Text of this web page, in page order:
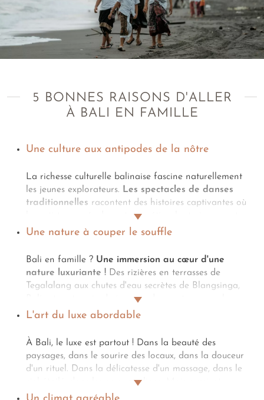
5 BONNES RAISONS D'ALLER
À BALI EN FAMILLE
Une culture aux antipodes de la nôtre
La richesse culturelle balinaise fascine naturellement
les jeunes explorateurs. Les spectacles de danses
traditionnelles racontent des histoires captivantes où
les artistes, parés de costumes étincelants, incarnent
des personnages mythologiques. Les petits spectateurs
en couleur. Dans les villages, vos enfants découvriront
une société où chaque geste quotidien revêt une
dimension sacrée.
Les offrandes colorées déposées
vie des familles balinaises créent des moments de
tôtles arts ancestrauxcomme la peinture sur batik
ou la sculpture sur bois. Ces savoir-faire millénaires
peuvent même donner lieu à des ateliers créatifs
adaptés aux plus jeunes, savamment glissés dans
tracé balinais privé
Une nature à couper le souffle
Bali en famille ? Une immersion au cœur d'une
nature luxuriante ! Des rizières en terrasses de
Tegalalang aux chutes d'eau secrètes de Blangsinga,
Bali est un terrain de jeu grandeur nature pour les
tribus aventurières. On s'émerveille devant les singes
sentiers de randonnée du mont Batur
. Le long des
plages de sable noir de la côte est, on s'initie au
snorkeling.Dans les hauteurs de Munduk
, on profite
L'art du luxe abordable
À Bali, le luxe est partout ! Dans la beauté des
paysages, dans le sourire des locaux, dans la douceur
d'un rituel. Dans la délicatesse d'un massage, dans le
ciel étoilé, dans les eaux opalines. Mais aussi, et
surtout,dans le carnet d'adresses balinais haut de